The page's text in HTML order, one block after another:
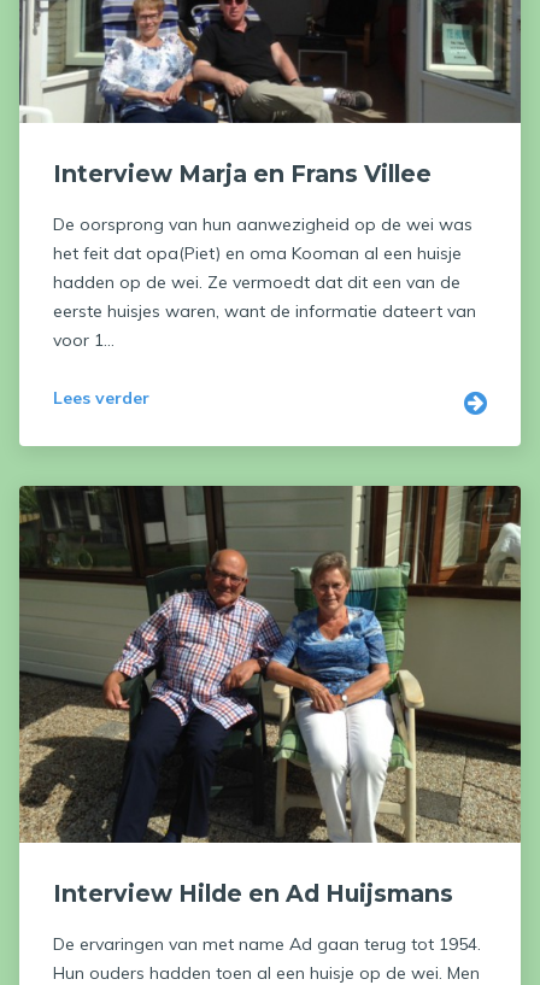
Interview Marja en Frans Villee
De oorsprong van hun aanwezigheid op de wei was
het feit dat opa(Piet) en oma Kooman al een huisje
hadden op de wei. Ze vermoedt dat dit een van de
eerste huisjes waren, want de informatie dateert van
voor 1...
Lees verder
Interview Hilde en Ad Huijsmans
De ervaringen van met name Ad gaan terug tot 1954.
Hun ouders hadden toen al een huisje op de wei. Men